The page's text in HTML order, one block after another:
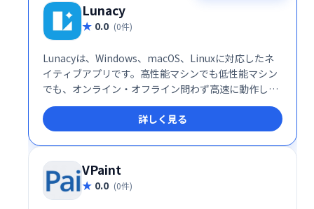
Lunacy
0.0 (0件)
Lunacyは、Windows、macOS、Linuxに対応したネ
イティブアプリです。高性能マシンでも低性能マシン
でも、オンライン・オフライン問わず高速に動作しま
す。洗練されたデザインと優れたパフォーマンスで、
快適な作業環境を提供します。
詳しく見る
VPaint
0.0 (0件)